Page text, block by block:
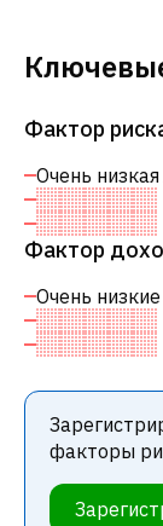
Фактор
Очень
Фактор
Очень
факторы